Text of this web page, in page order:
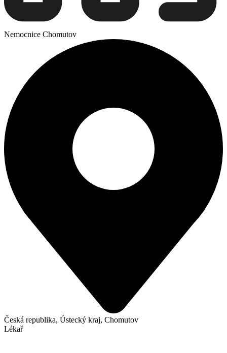
Nemocnice Chomutov
Česká republika, Ústecký kraj, Chomutov
Lékař